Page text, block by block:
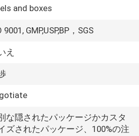
and boxes
9001, GMP,USP,BP，SGS
え
な隠されたパッケージかカスタ
ズされたパッケージ、100%の注